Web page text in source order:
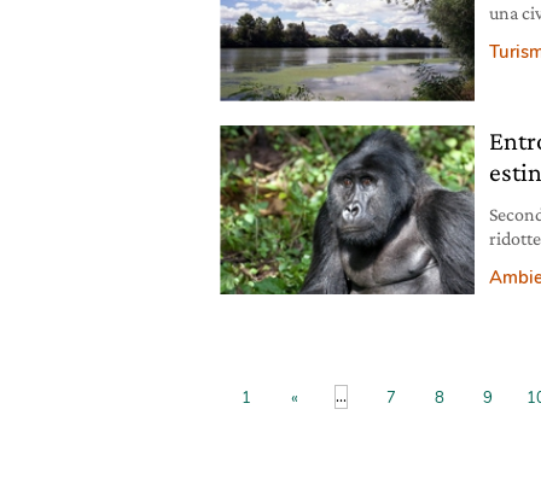
una
1 « ... 7 8 9